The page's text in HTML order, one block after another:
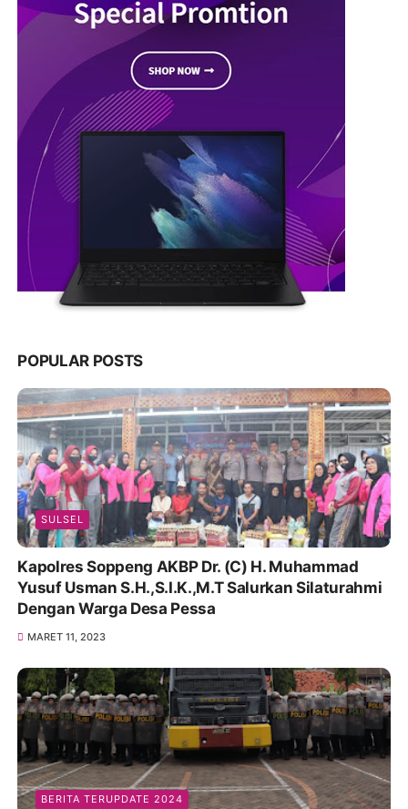
POPULAR POSTS
SULSEL
Kapolres Soppeng AKBP Dr. (C) H. Muhammad
Yusuf Usman S.H.,S.I.K.,M.T Salurkan Silaturahmi
Dengan Warga Desa Pessa
MARET 11, 2023
BERITA TERUPDATE 2024